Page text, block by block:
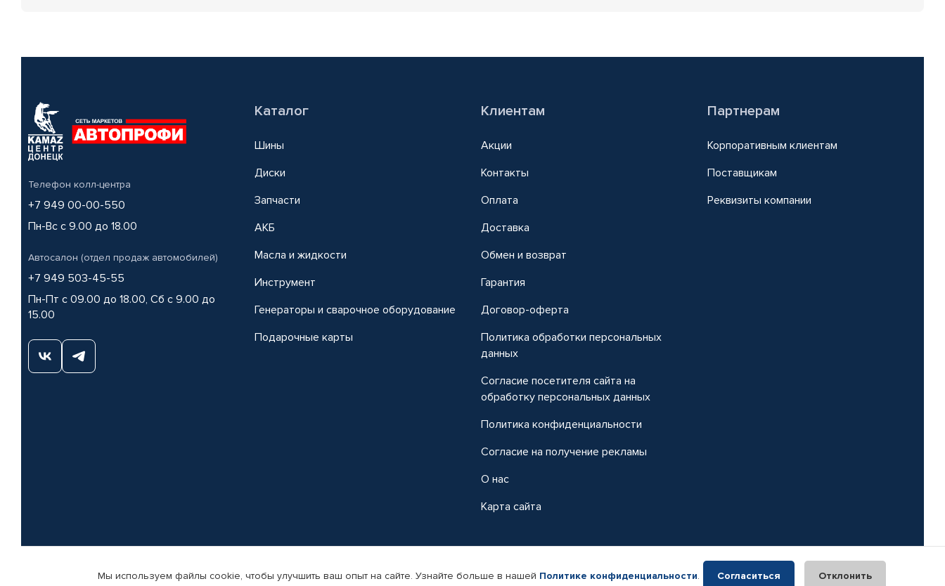
Телефон колл-центра
+7 949 00-00-550
Пн-Вс с 9.00 до 18.00
Автосалон (отдел продаж автомобилей)
+7 949 503-45-55
Пн-Пт с 09.00 до 18.00, Сб с 9.00 до
15.00
Каталог
Шины
Диски
Запчасти
АКБ
Масла и жидкости
Инструмент
Генераторы и сварочное оборудование
Подарочные карты
Клиентам
Акции
Контакты
Оплата
Доставка
Обмен и возврат
Гарантия
Договор-оферта
Политика обработки персональных
данных
Согласие посетителя сайта на
обработку персональных данных
Политика конфиденциальности
Согласие на получение рекламы
О нас
Карта сайта
Партнерам
Корпоративным клиентам
Поставщикам
Реквизиты компании
© КАМАЗ ЦЕНТР ДОНЕЦК, 2015-2026. Все права защищены. Интернет-магазин автомобильных товаров Автопрофи.
Мы используем файлы cookie, чтобы улучшить ваш опыт на сайте. Узнайте больше в нашей Политике конфиденциальности. Согласиться Отклонить